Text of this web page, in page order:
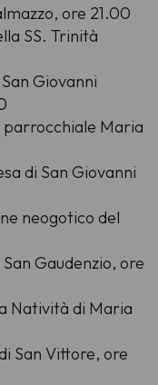
ore 21.00
SS. Trinità
Giovanni
parrocchiale Maria
di San Giovanni
neogotico del
San Gaudenzio, ore
Natività di Maria
San Vittore, ore